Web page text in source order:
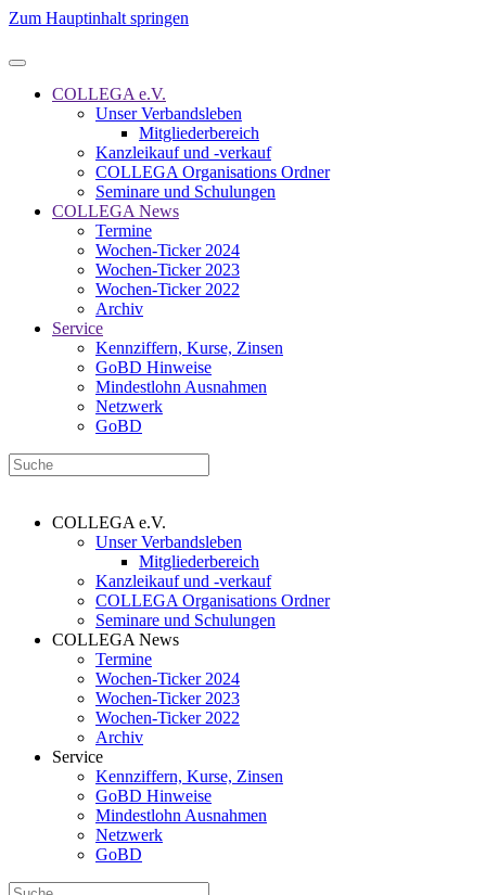
Zum Hauptinhalt springen
COLLEGA e.V.
Unser Verbandsleben
Mitgliederbereich
Kanzleikauf und -verkauf
COLLEGA Organisations Ordner
Seminare und Schulungen
COLLEGA News
Termine
Wochen-Ticker 2024
Wochen-Ticker 2023
Wochen-Ticker 2022
Archiv
Service
Kennziffern, Kurse, Zinsen
GoBD Hinweise
Mindestlohn Ausnahmen
Netzwerk
GoBD
COLLEGA e.V.
Unser Verbandsleben
Mitgliederbereich
Kanzleikauf und -verkauf
COLLEGA Organisations Ordner
Seminare und Schulungen
COLLEGA News
Termine
Wochen-Ticker 2024
Wochen-Ticker 2023
Wochen-Ticker 2022
Archiv
Service
Kennziffern, Kurse, Zinsen
GoBD Hinweise
Mindestlohn Ausnahmen
Netzwerk
GoBD